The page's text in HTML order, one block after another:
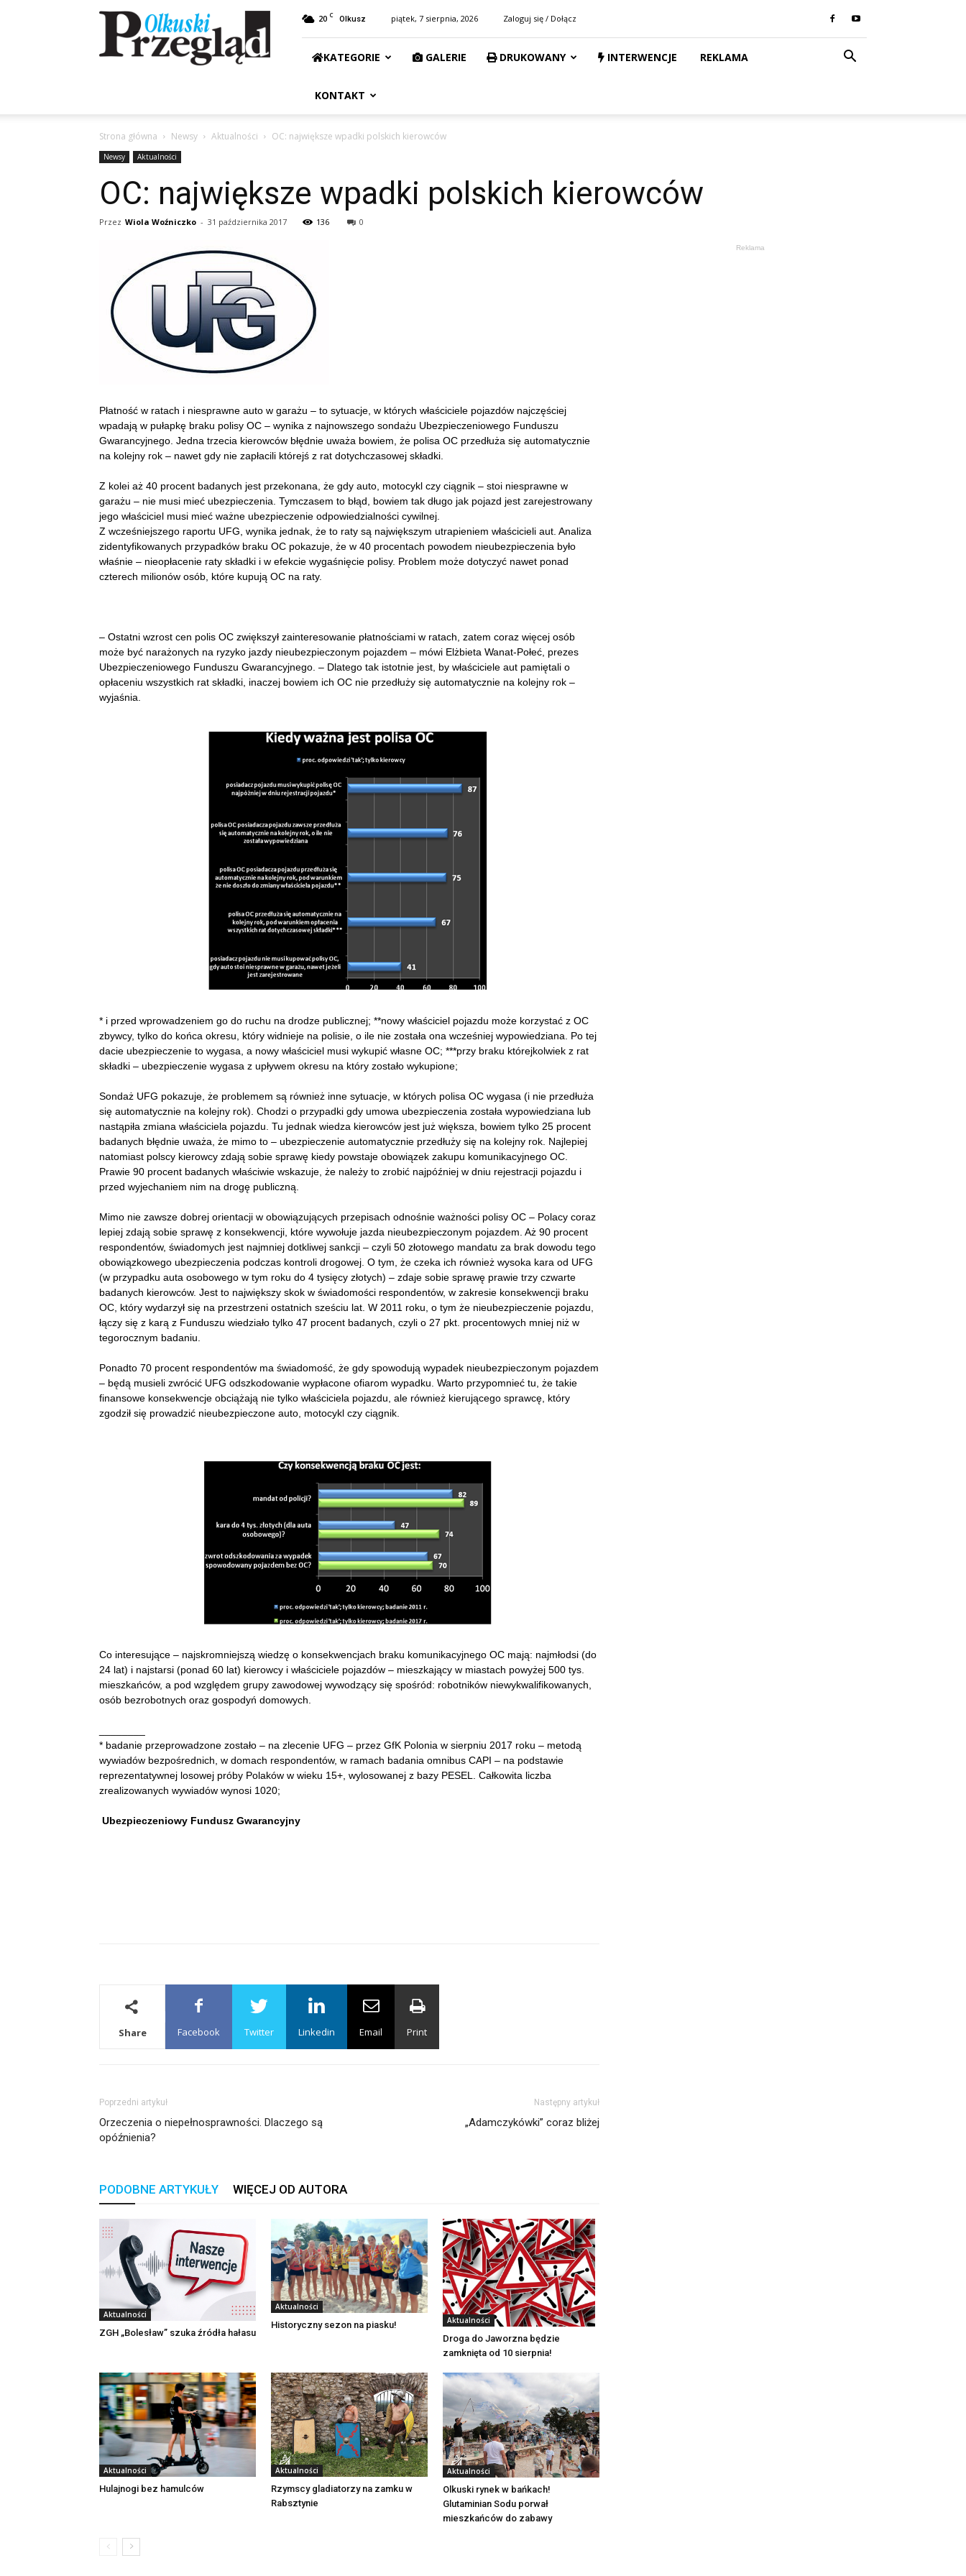
Przegląd
Olkuski
20 C Olkusz piątek, 7 sierpnia, 2026 Zaloguj się / Dołącz
KATEGORIE GALERIE DRUKOWANY INTERWENCJE REKLAMA
KONTAKT
Strona główna Newsy Aktualności OC: największe wpadki polskich kierowców
Newsy Aktualności
OC: największe wpadki polskich kierowców
Przez Wiola Woźniczko - 31 października 2017 136 0
Płatność w ratach i niesprawne auto w garażu – to sytuacje, w których właściciele pojazdów najczęściej
wpadają w pułapkę braku polisy OC – wynika z najnowszego sondażu Ubezpieczeniowego Funduszu
Gwarancyjnego. Jedna trzecia kierowców błędnie uważa bowiem, że polisa OC przedłuża się automatycznie
na kolejny rok – nawet gdy nie zapłacili którejś z rat dotychczasowej składki.
Z kolei aż 40 procent badanych jest przekonana, że gdy auto, motocykl czy ciągnik – stoi niesprawne w
garażu – nie musi mieć ubezpieczenia. Tymczasem to błąd, bowiem tak długo jak pojazd jest zarejestrowany
jego właściciel musi mieć ważne ubezpieczenie odpowiedzialności cywilnej.
Z wcześniejszego raportu UFG, wynika jednak, że to raty są największym utrapieniem właścicieli aut. Analiza
zidentyfikowanych przypadków braku OC pokazuje, że w 40 procentach powodem nieubezpieczenia było
właśnie – nieopłacenie raty składki i w efekcie wygaśnięcie polisy. Problem może dotyczyć nawet ponad
czterech milionów osób, które kupują OC na raty.
– Ostatni wzrost cen polis OC zwiększył zainteresowanie płatnościami w ratach, zatem coraz więcej osób
może być narażonych na ryzyko jazdy nieubezpieczonym pojazdem – mówi Elżbieta Wanat-Połeć, prezes
Ubezpieczeniowego Funduszu Gwarancyjnego. – Dlatego tak istotnie jest, by właściciele aut pamiętali o
opłaceniu wszystkich rat składki, inaczej bowiem ich OC nie przedłuży się automatycznie na kolejny rok –
wyjaśnia.
* i przed wprowadzeniem go do ruchu na drodze publicznej; **nowy właściciel pojazdu może korzystać z OC
zbywcy, tylko do końca okresu, który widnieje na polisie, o ile nie została ona wcześniej wypowiedziana. Po tej
dacie ubezpieczenie to wygasa, a nowy właściciel musi wykupić własne OC; ***przy braku którejkolwiek z rat
składki – ubezpieczenie wygasa z upływem okresu na który zostało wykupione;
Sondaż UFG pokazuje, że problemem są również inne sytuacje, w których polisa OC wygasa (i nie przedłuża
się automatycznie na kolejny rok). Chodzi o przypadki gdy umowa ubezpieczenia została wypowiedziana lub
nastąpiła zmiana właściciela pojazdu. Tu jednak wiedza kierowców jest już większa, bowiem tylko 25 procent
badanych błędnie uważa, że mimo to – ubezpieczenie automatycznie przedłuży się na kolejny rok. Najlepiej
natomiast polscy kierowcy zdają sobie sprawę kiedy powstaje obowiązek zakupu komunikacyjnego OC.
Prawie 90 procent badanych właściwie wskazuje, że należy to zrobić najpóźniej w dniu rejestracji pojazdu i
przed wyjechaniem nim na drogę publiczną.
Mimo nie zawsze dobrej orientacji w obowiązujących przepisach odnośnie ważności polisy OC – Polacy coraz
lepiej zdają sobie sprawę z konsekwencji, które wywołuje jazda nieubezpieczonym pojazdem. Aż 90 procent
respondentów, świadomych jest najmniej dotkliwej sankcji – czyli 50 złotowego mandatu za brak dowodu tego
obowiązkowego ubezpieczenia podczas kontroli drogowej. O tym, że czeka ich również wysoka kara od UFG
(w przypadku auta osobowego w tym roku do 4 tysięcy złotych) – zdaje sobie sprawę prawie trzy czwarte
badanych kierowców. Jest to największy skok w świadomości respondentów, w zakresie konsekwencji braku
OC, który wydarzył się na przestrzeni ostatnich sześciu lat. W 2011 roku, o tym że nieubezpieczenie pojazdu,
łączy się z karą z Funduszu wiedziało tylko 47 procent badanych, czyli o 27 pkt. procentowych mniej niż w
tegorocznym badaniu.
Ponadto 70 procent respondentów ma świadomość, że gdy spowodują wypadek nieubezpieczonym pojazdem
– będą musieli zwrócić UFG odszkodowanie wypłacone ofiarom wypadku. Warto przypomnieć tu, że takie
finansowe konsekwencje obciążają nie tylko właściciela pojazdu, ale również kierującego sprawcę, który
zgodził się prowadzić nieubezpieczone auto, motocykl czy ciągnik.
Co interesujące – najskromniejszą wiedzę o konsekwencjach braku komunikacyjnego OC mają: najmłodsi (do
24 lat) i najstarsi (ponad 60 lat) kierowcy i właściciele pojazdów – mieszkający w miastach powyżej 500 tys.
mieszkańców, a pod względem grupy zawodowej wywodzący się spośród: robotników niewykwalifikowanych,
osób bezrobotnych oraz gospodyń domowych.
* badanie przeprowadzone zostało – na zlecenie UFG – przez GfK Polonia w sierpniu 2017 roku – metodą
wywiadów bezpośrednich, w domach respondentów, w ramach badania omnibus CAPI – na podstawie
reprezentatywnej losowej próby Polaków w wieku 15+, wylosowanej z bazy PESEL. Całkowita liczba
zrealizowanych wywiadów wynosi 1020;
Ubezpieczeniowy Fundusz Gwarancyjny
Share Facebook Twitter Linkedin Email Print
Poprzedni artykuł
Orzeczenia o niepełnosprawności. Dlaczego są
opóźnienia?
Następny artykuł
„Adamczykówki” coraz bliżej
PODOBNE ARTYKUŁY WIĘCEJ OD AUTORA
Aktualności
ZGH „Bolesław” szuka źródła hałasu
Aktualności
Historyczny sezon na piasku! Aktualności
Droga do Jaworzna będzie
zamknięta od 10 sierpnia!
Aktualności
Hulajnogi bez hamulców
Aktualności
Rzymscy gladiatorzy na zamku w
Rabsztynie
Aktualności
Olkuski rynek w bańkach!
Glutaminian Sodu porwał
mieszkańców do zabawy
Reklama